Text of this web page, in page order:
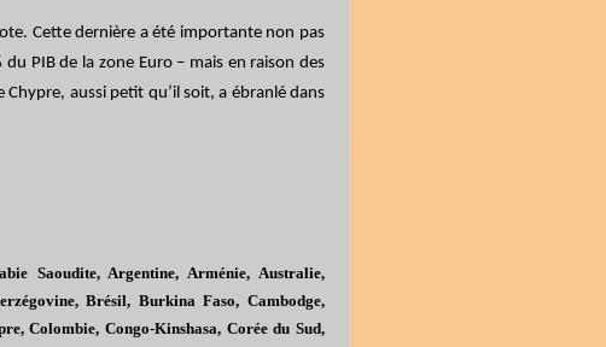
Cette dernière a été importante non pas
PIB de la zone Euro – mais en raison des
aussi petit qu’il soit, a ébranlé dans
Saoudite, Argentine, Arménie, Australie,
Brésil, Burkina Faso, Cambodge,
Colombie, Congo-Kinshasa, Corée du Sud,